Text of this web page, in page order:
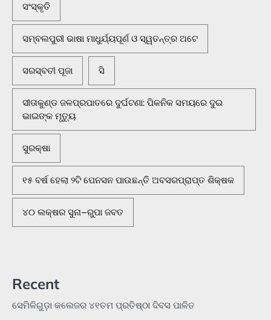
ସଂସ୍କୃତି
ସମ୍ବଲପୁରୀ ଭାଷା ମାଧୁର୍ଯ୍ୟପୂର୍ଣ ଓ ସ୍ୱତନ୍ତ୍ର ଅଟେ
ସରସ୍ବତୀ ପୂଜା ସି
ସୀତାକୁଣ୍ଡ ଜଳପ୍ରପାତରେ ଦୁର୍ଘଟଣା: ପିକନିକ ସମୟରେ ଦୁଇ
ଭାଇଙ୍କ ମୃତ୍ୟୁ
ସୁରକ୍ଷା
୧୫ ବର୍ଷ ହେଲା ୨ଟି ପେନସନ ପାଉଛନ୍ତି ଅବସରପ୍ରାପ୍ତ ଶିକ୍ଷକ
୪୦ ଲକ୍ଷର ସୁନା–ରୁପା ଜବତ
Recent
ସେମିଳିଗୁଡ଼ା କଲେଜର ୪୧ତମ ପ୍ରତିଷ୍ଠା ଦିବସ ପାଳିତ